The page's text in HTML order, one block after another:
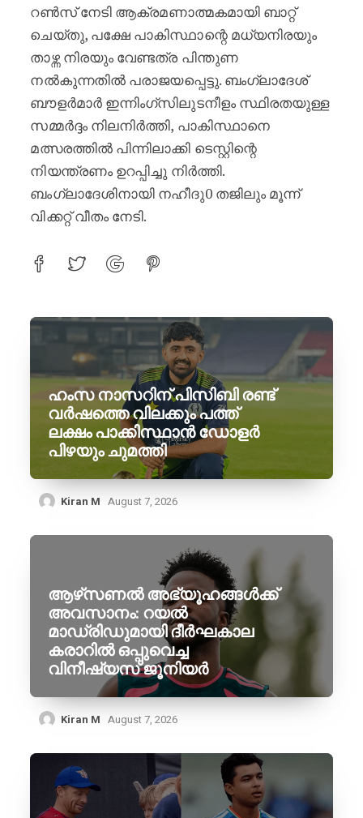
റൺസ് നേടി ആക്രമണാത്മകമായി ബാറ്റ്
ചെയ്തു, പക്ഷേ പാകിസ്ഥാന്റെ മധ്യനിരയും
താഴ്ന്ന നിരയും വേണ്ടത്ര പിന്തുണ
നൽകുന്നതിൽ പരാജയപ്പെട്ടു. ബംഗ്ലാദേശ്
ബൗളർമാർ ഇന്നിംഗ്‌സിലുടനീളം സ്ഥിരതയുള്ള
സമ്മർദ്ദം നിലനിർത്തി, പാകിസ്ഥാനെ
മത്സരത്തിൽ പിന്നിലാക്കി ടെസ്റ്റിന്റെ
നിയന്ത്രണം ഉറപ്പിച്ചു നിർത്തി.
ബംഗ്ലാദേശിനായി നഹീദു0 തജിലും മൂന്ന്
വിക്കറ്റ് വീതം നേടി.
ഹംസ നാസറിന് പിസിബി രണ്ട്
വർഷത്തെ വിലക്കും പത്ത്
ലക്ഷം പാക്കിസ്ഥാൻ ഡോളർ
പിഴയും ചുമത്തി
Kiran M August 7, 2026
ആഴ്‌സണൽ അഭ്യൂഹങ്ങൾക്ക്
അവസാനം: റയൽ
മാഡ്രിഡുമായി ദീർഘകാല
കരാറിൽ ഒപ്പുവെച്ച
വിനീഷ്യസ് ജൂനിയർ
Kiran M August 7, 2026